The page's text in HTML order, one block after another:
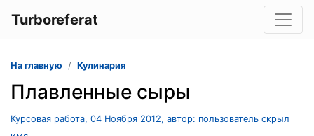
Turboreferat
На главную Кулинария
Плавленные сыры
Курсовая работа, 04 Ноября 2012, автор: пользователь скрыл